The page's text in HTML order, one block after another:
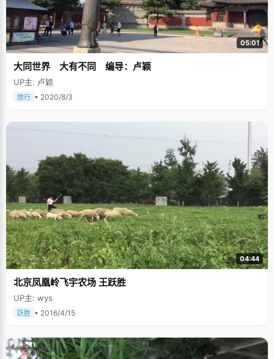
05:01
大同世界 大有不同 编导：卢颖
UP主: 卢颖
旅行 • 2020/8/3
04:44
北京凤凰岭飞宇农场 王跃胜
UP主: wys
跃胜 • 2016/4/15